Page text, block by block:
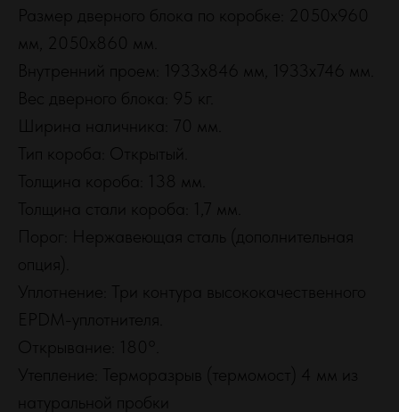
Размер дверного блока по коробке: 2050х960
мм, 2050х860 мм.
Внутренний проем: 1933х846 мм, 1933х746 мм.
Вес дверного блока: 95 кг.
Ширина наличника: 70 мм.
Тип короба: Открытый.
Толщина короба: 138 мм.
Толщина стали короба: 1,7 мм.
Порог: Нержавеющая сталь (дополнительная
опция).
Уплотнение: Три контура высококачественного
EPDM-уплотнителя.
Открывание: 180°.
Утепление: Терморазрыв (термомост) 4 мм из
натуральной пробки